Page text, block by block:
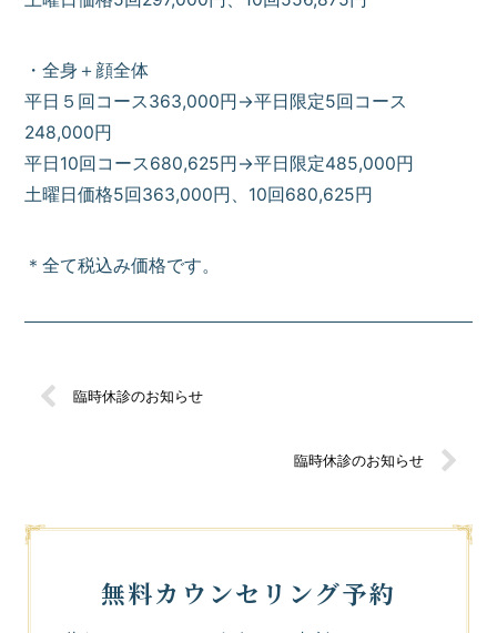
・全身＋顔全体
平日５回コース363,000円→平日限定5回コース
248,000円
平日10回コース680,625円→平日限定485,000円
土曜日価格5回363,000円、10回680,625円
＊全て税込み価格です。
臨時休診のお知らせ
臨時休診のお知らせ
無料カウンセリング予約